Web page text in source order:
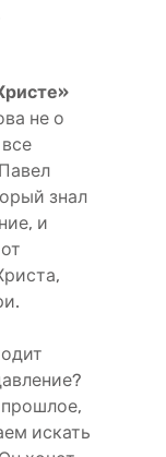
не о
знал
и
искать